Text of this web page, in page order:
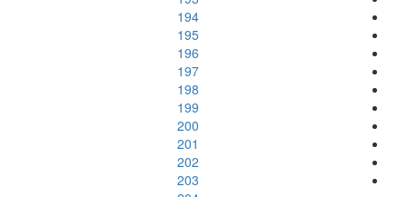
194
195
196
197
198
199
200
201
202
203